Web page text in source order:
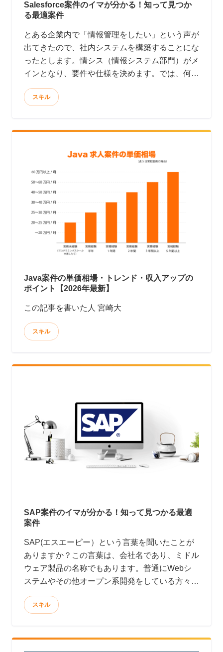
Salesforce案件のイマが分かる！知って見つか
る最適案件
とある企業内で「情報管理をしたい」という声が
出てきたので、社内システムを構築することにな
ったとします。情シス（情報システム部門）がメ
インとなり、要件や仕様を決めます。では、何を
使って開発するか・・・？となると、ここからが
問題です。 開発好きの情シス部門は、Rubyや
スキル
Java案件の単価相場・トレンド・収入アップの
ポイント【2026年最新】
この記事を書いた人 宮崎大
スキル
SAP案件のイマが分かる！知って見つかる最適
案件
SAP(エスエーピー）という言葉を聞いたことが
ありますか？この言葉は、会社名であり、ミドル
ウェア製品の名称でもあります。普通にWebシ
ステムやその他オープン系開発をしている方々に
はあまり縁のない言葉かもしれません。ところ
が、SAP社の売上たるや、マイクロソフトやオ
スキル